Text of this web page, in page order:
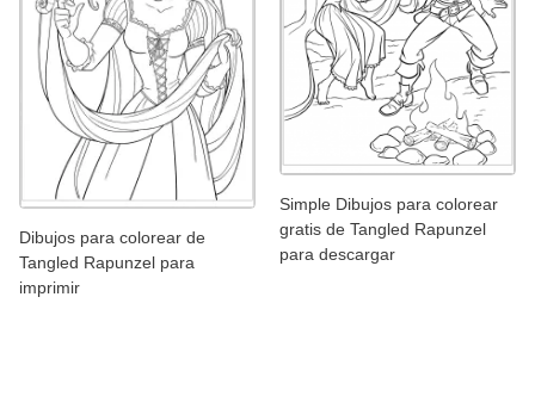
Dibujos para colorear de
Tangled Rapunzel para
imprimir
Simple Dibujos para colorear
gratis de Tangled Rapunzel
para descargar